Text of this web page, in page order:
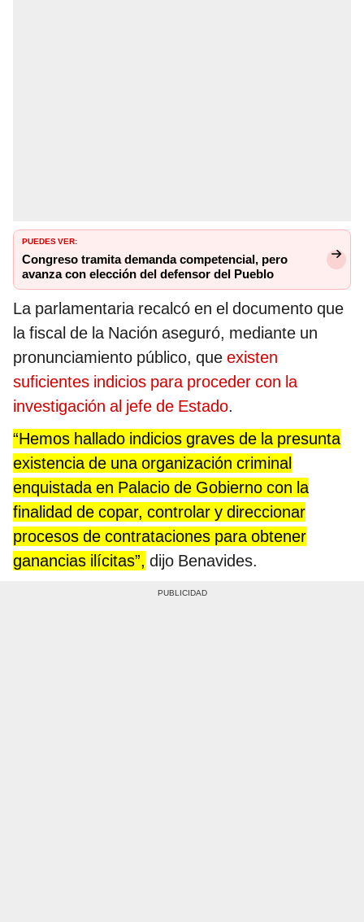
PUEDES VER:
Congreso tramita demanda competencial, pero
avanza con elección del defensor del Pueblo
La parlamentaria recalcó en el documento que
la fiscal de la Nación aseguró, mediante un
pronunciamiento público, que existen
suficientes indicios para proceder con la
investigación al jefe de Estado.
“Hemos hallado indicios graves de la presunta
existencia de una organización criminal
enquistada en Palacio de Gobierno con la
finalidad de copar, controlar y direccionar
procesos de contrataciones para obtener
ganancias ilícitas”, dijo Benavides.